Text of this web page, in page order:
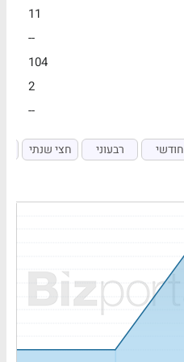
11
--
104
2
--
חודשי רבעוני חצי שנתי